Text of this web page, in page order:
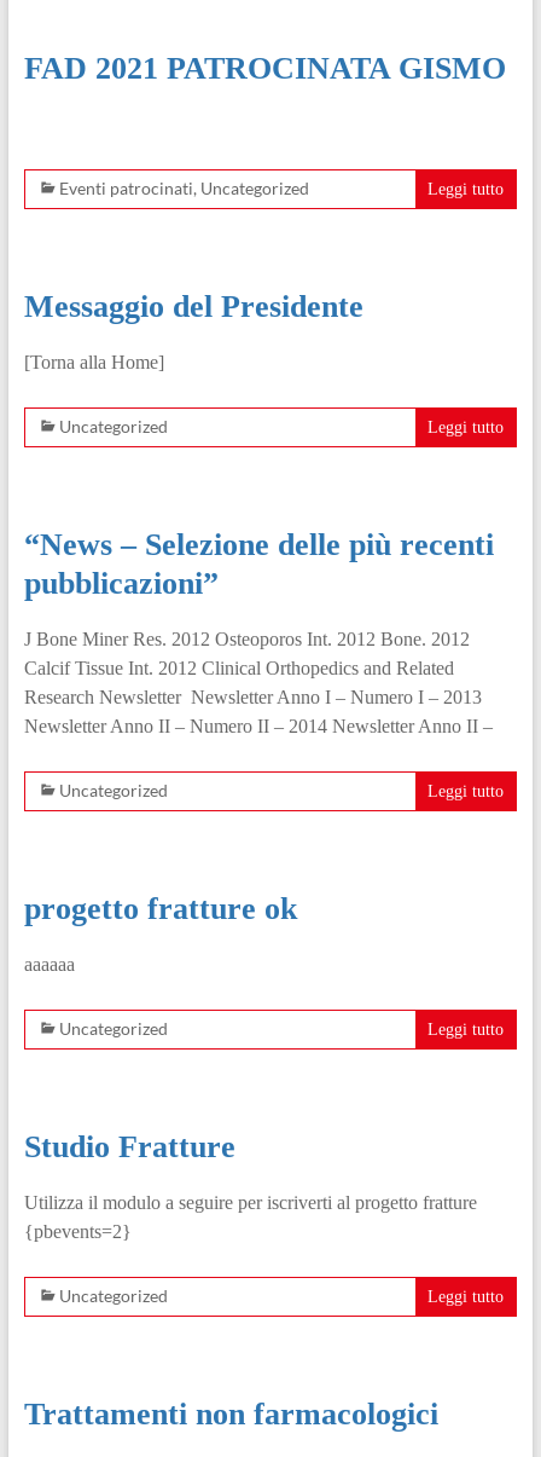
FAD 2021 PATROCINATA GISMO
Eventi patrocinati, Uncategorized Leggi tutto
Messaggio del Presidente
[Torna alla Home]
Uncategorized Leggi tutto
“News – Selezione delle più recenti
pubblicazioni”
J Bone Miner Res. 2012 Osteoporos Int. 2012 Bone. 2012
Calcif Tissue Int. 2012 Clinical Orthopedics and Related
Research Newsletter Newsletter Anno I – Numero I – 2013
Newsletter Anno II – Numero II – 2014 Newsletter Anno II –
Uncategorized Leggi tutto
progetto fratture ok
aaaaaa
Uncategorized Leggi tutto
Studio Fratture
Utilizza il modulo a seguire per iscriverti al progetto fratture
{pbevents=2}
Uncategorized Leggi tutto
Trattamenti non farmacologici